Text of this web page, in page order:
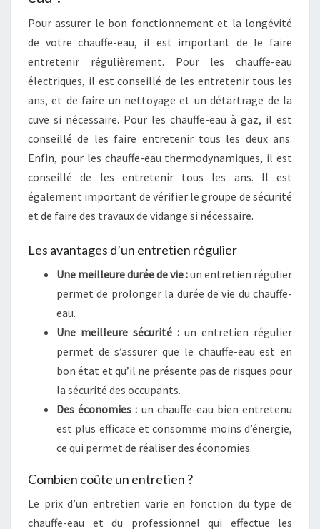
Pour assurer le bon fonctionnement et la longévité
de votre chauffe-eau, il est important de le faire
entretenir régulièrement. Pour les chauffe-eau
électriques, il est conseillé de les entretenir tous les
ans, et de faire un nettoyage et un détartrage de la
cuve si nécessaire. Pour les chauffe-eau à gaz, il est
conseillé de les faire entretenir tous les deux ans.
Enfin, pour les chauffe-eau thermodynamiques, il est
conseillé de les entretenir tous les ans. Il est
également important de vérifier le groupe de sécurité
et de faire des travaux de vidange si nécessaire.
Les avantages d’un entretien régulier
Une meilleure durée de vie :un entretien régulier
permet de prolonger la durée de vie du chauffe-
eau.
Une meilleure sécurité : un entretien régulier
permet de s’assurer que le chauffe-eau est en
bon état et qu’il ne présente pas de risques pour
la sécurité des occupants.
Des économies : un chauffe-eau bien entretenu
est plus efficace et consomme moins d’énergie,
ce qui permet de réaliser des économies.
Combien coûte un entretien ?
Le prix d’un entretien varie en fonction du type de
chauffe-eau et du professionnel qui effectue les